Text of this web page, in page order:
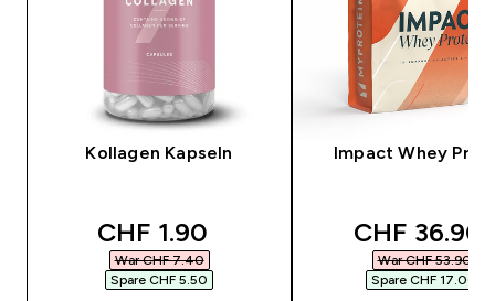
Kollagen Kapseln
discounted price
CHF 1.90‎
War CHF 7.40‎
Spare CHF 5.50‎
Impact Whey
discounted
CHF 36.90‎
War CHF 53.90‎
Spare CHF 17.00‎